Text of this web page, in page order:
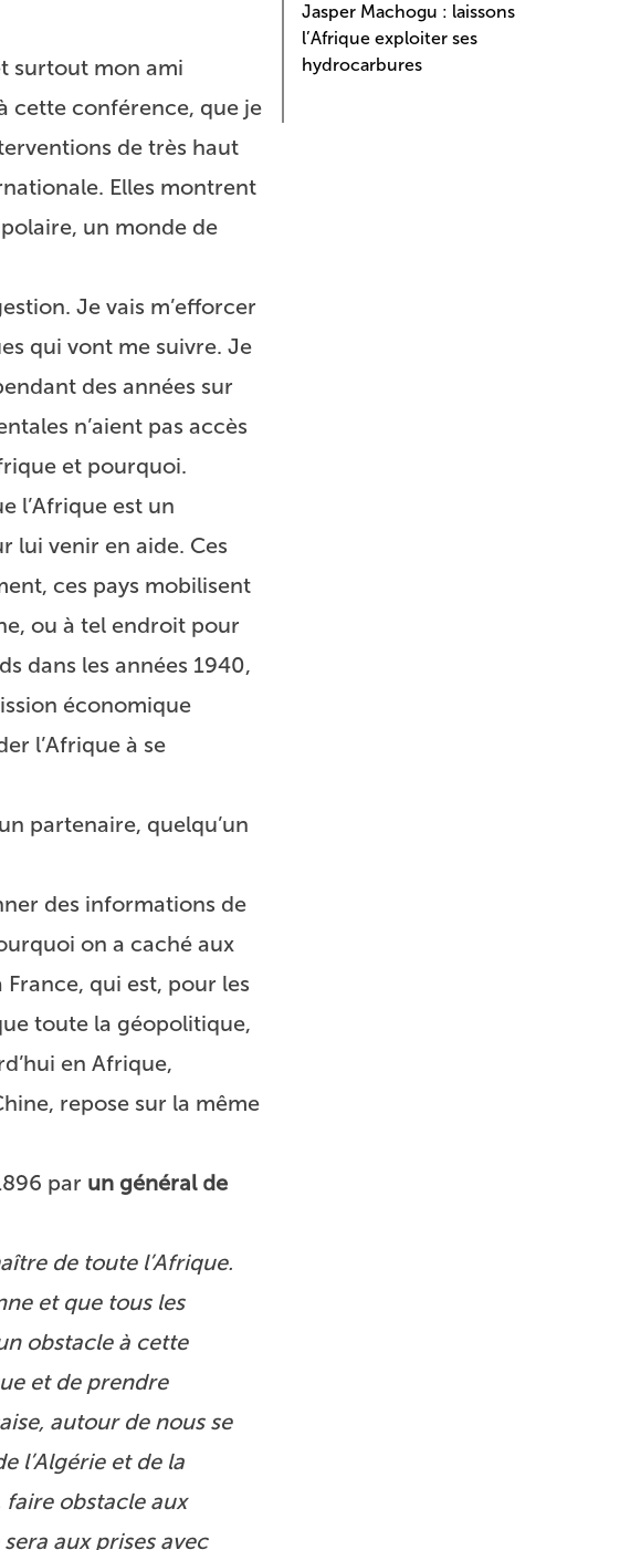
surtout mon ami
cette conférence, que je
de très haut
Elles montrent
un monde de
Je vais m’efforcer
qui vont me suivre. Je
des années sur
n’aient pas accès
et pourquoi.
l’Afrique est un
lui venir en aide. Ces
ces pays mobilisent
ou à tel endroit pour
dans les années 1940,
économique
l’Afrique à se
partenaire, quelqu’un
des informations de
on a caché aux
qui est, pour les
toute la géopolitique,
en Afrique,
repose sur la même
par un général de
de toute l’Afrique.
et que tous les
obstacle à cette
et de prendre
autour de nous se
l’Algérie et de la
obstacle aux
aux prises avec
Jasper Machogu : laissons
l’Afrique exploiter ses
hydrocarbures